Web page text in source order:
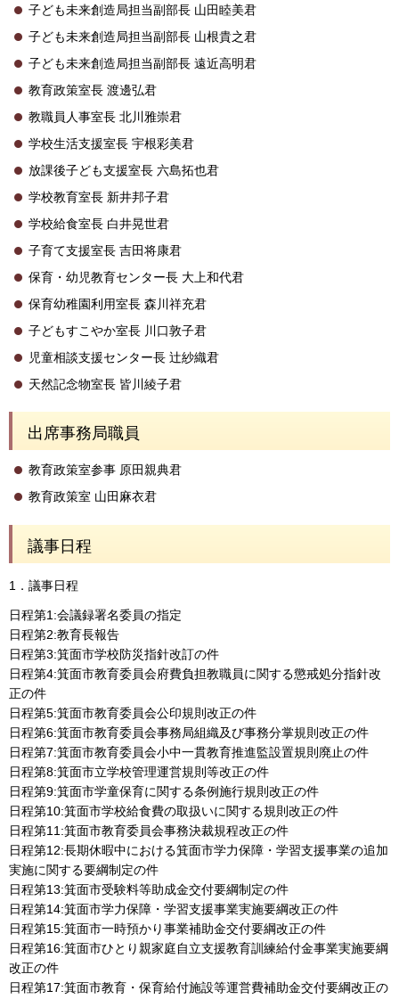
子ども未来創造局担当副部長 山田睦美君
子ども未来創造局担当副部長 山根貴之君
子ども未来創造局担当副部長 遠近高明君
教育政策室長 渡邊弘君
教職員人事室長 北川雅崇君
学校生活支援室長 宇根彩美君
放課後子ども支援室長 六島拓也君
学校教育室長 新井邦子君
学校給食室長 白井晃世君
子育て支援室長 吉田将康君
保育・幼児教育センター長 大上和代君
保育幼稚園利用室長 森川祥充君
子どもすこやか室長 川口敦子君
児童相談支援センター長 辻紗織君
天然記念物室長 皆川綾子君
出席事務局職員
教育政策室参事 原田親典君
教育政策室 山田麻衣君
議事日程
1．議事日程
日程第1:会議録署名委員の指定
日程第2:教育長報告
日程第3:箕面市学校防災指針改訂の件
日程第4:箕面市教育委員会府費負担教職員に関する懲戒処分指針改
正の件
日程第5:箕面市教育委員会公印規則改正の件
日程第6:箕面市教育委員会事務局組織及び事務分掌規則改正の件
日程第7:箕面市教育委員会小中一貫教育推進監設置規則廃止の件
日程第8:箕面市立学校管理運営規則等改正の件
日程第9:箕面市学童保育に関する条例施行規則改正の件
日程第10:箕面市学校給食費の取扱いに関する規則改正の件
日程第11:箕面市教育委員会事務決裁規程改正の件
日程第12:長期休暇中における箕面市学力保障・学習支援事業の追加
実施に関する要綱制定の件
日程第13:箕面市受験料等助成金交付要綱制定の件
日程第14:箕面市学力保障・学習支援事業実施要綱改正の件
日程第15:箕面市一時預かり事業補助金交付要綱改正の件
日程第16:箕面市ひとり親家庭自立支援教育訓練給付金事業実施要綱
改正の件
日程第17:箕面市教育・保育給付施設等運営費補助金交付要綱改正の